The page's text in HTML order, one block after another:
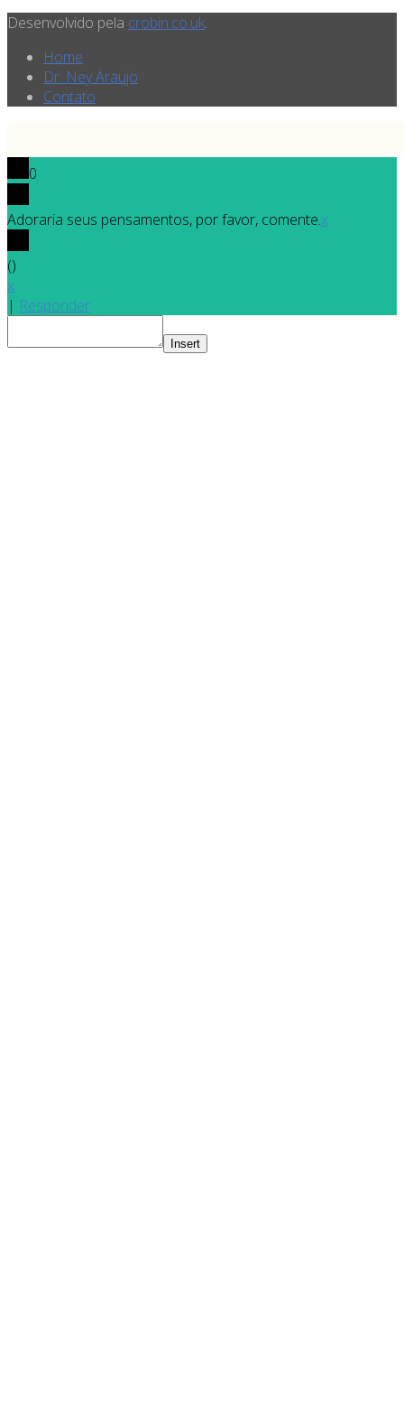
Desenvolvido pela crobin.co.uk.
Home
Dr. Ney Araujo
Contato
0
Adoraria seus pensamentos, por favor, comente.x
()
x
| Responder
Insert